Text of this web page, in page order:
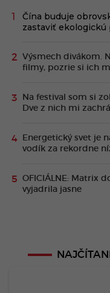
Čína buduje
zastaviť ekologickú
Výsmech divákom.
filmy, pozrie si ich
Na festival som si
Dve z nich mi
Energetický svet je
vodík za rekordne
OFICIÁLNE: Matrix
vyjadrila jasne